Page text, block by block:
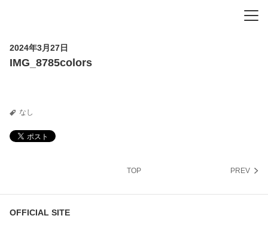
2024年3月27日
IMG_8785colors
なし
TOP PREV
OFFICIAL SITE